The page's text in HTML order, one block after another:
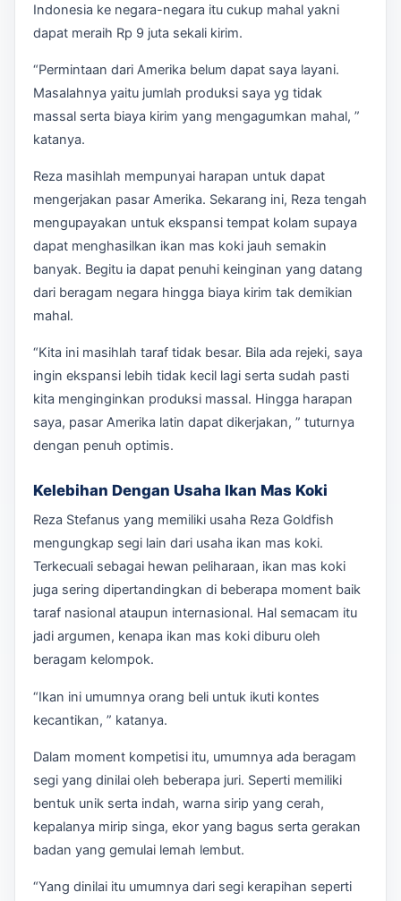
Indonesia ke negara-negara itu cukup mahal yakni
dapat meraih Rp 9 juta sekali kirim.
“Permintaan dari Amerika belum dapat saya layani.
Masalahnya yaitu jumlah produksi saya yg tidak
massal serta biaya kirim yang mengagumkan mahal, ”
katanya.
Reza masihlah mempunyai harapan untuk dapat
mengerjakan pasar Amerika. Sekarang ini, Reza tengah
mengupayakan untuk ekspansi tempat kolam supaya
dapat menghasilkan ikan mas koki jauh semakin
banyak. Begitu ia dapat penuhi keinginan yang datang
dari beragam negara hingga biaya kirim tak demikian
mahal.
“Kita ini masihlah taraf tidak besar. Bila ada rejeki, saya
ingin ekspansi lebih tidak kecil lagi serta sudah pasti
kita menginginkan produksi massal. Hingga harapan
saya, pasar Amerika latin dapat dikerjakan, ” tuturnya
dengan penuh optimis.
Kelebihan Dengan Usaha Ikan Mas Koki
Reza Stefanus yang memiliki usaha Reza Goldfish
mengungkap segi lain dari usaha ikan mas koki.
Terkecuali sebagai hewan peliharaan, ikan mas koki
juga sering dipertandingkan di beberapa moment baik
taraf nasional ataupun internasional. Hal semacam itu
jadi argumen, kenapa ikan mas koki diburu oleh
beragam kelompok.
“Ikan ini umumnya orang beli untuk ikuti kontes
kecantikan, ” katanya.
Dalam moment kompetisi itu, umumnya ada beragam
segi yang dinilai oleh beberapa juri. Seperti memiliki
bentuk unik serta indah, warna sirip yang cerah,
kepalanya mirip singa, ekor yang bagus serta gerakan
badan yang gemulai lemah lembut.
“Yang dinilai itu umumnya dari segi kerapihan seperti